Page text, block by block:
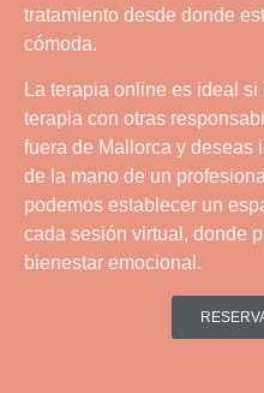
tratamiento desde donde
cómoda.
La terapia online es ideal
terapia con otras
fuera de Mallorca y deseas
de la mano de un
podemos establecer un
cada sesión virtual, donde
bienestar emocional.